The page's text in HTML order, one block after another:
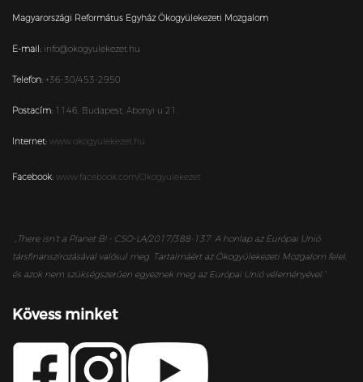
Magyarországi Református Egyház Ökogyülekezeti Mozgalom
E-mail: info@okogyulekezet.hu
Telefon: +36-30/453-2950
Postacím: 1146, Budapest, Abonyi u 21.
Internet: www.okogyulekezet.hu
Facebook: www.facebook.com/Okogyulekezet
„ There isn’t a Planet B! - CSO-LA/2017/388-137. A honlap az Európai Unió
társfinanszírozásával valósul meg. Tartalmáért az Ökogyülekezeti Mozgalom felel,
és azok nem szükségszerűen egyeznek meg az Európai Unió véleményével.”
Kövess minket